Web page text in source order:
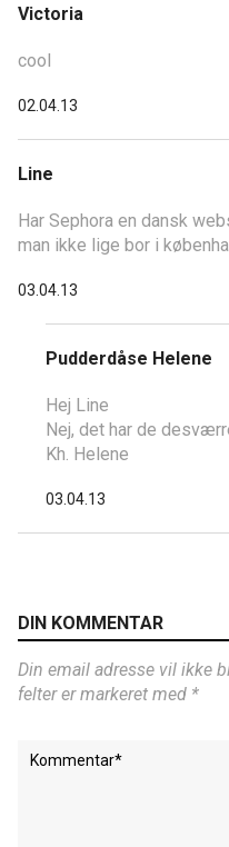
Victoria
cool
02.04.13
Line
Har Sephora en dansk
man ikke lige bor i
03.04.13
Pudderdåse Helene
Hej Line
Nej, det har de
Kh. Helene
03.04.13
DIN KOMMENTAR
Din email adresse vil ikke
felter er markeret med *